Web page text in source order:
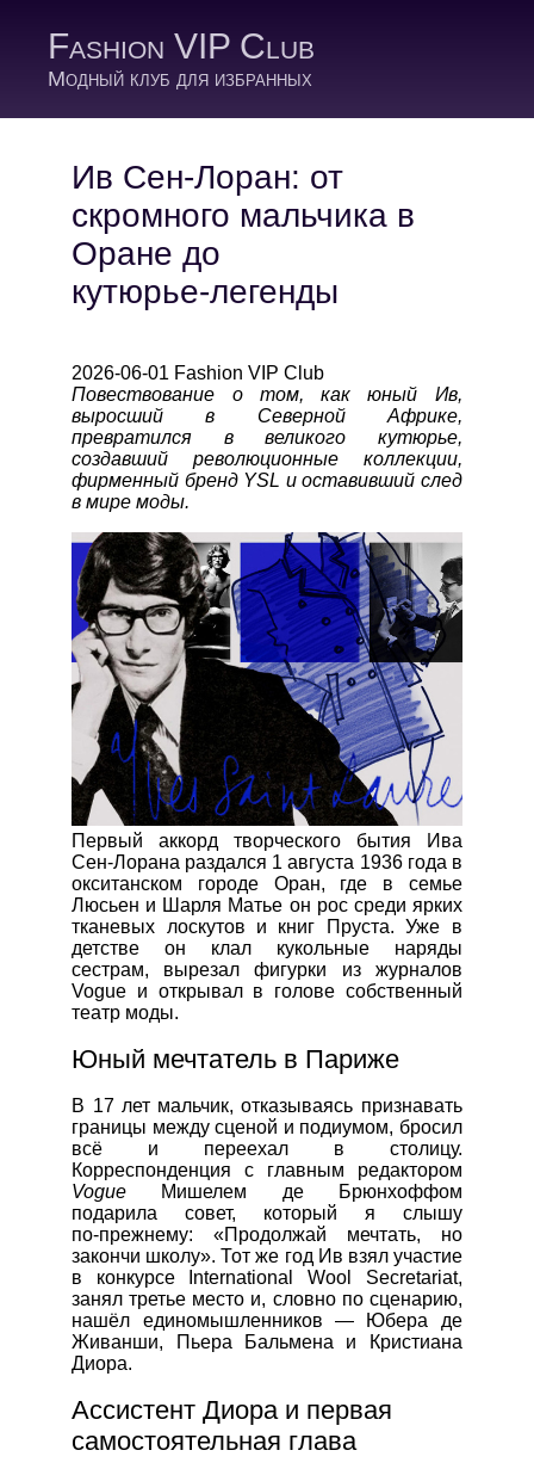
Fashion VIP Club
Модный клуб для избранных
Ив Сен-Лоран: от
скромного мальчика в
Оране до
кутюрье‑легенды
2026-06-01 Fashion VIP Club
Повествование о том, как юный Ив,
выросший в Северной Африке,
превратился в великого кутюрье,
создавший революционные коллекции,
фирменный бренд YSL и оставивший след
в мире моды.
Первый аккорд творческого бытия Ива
Сен-Лорана раздался 1 августа 1936 года в
окситанском городе Оран, где в семье
Люсьен и Шарля Матье он рос среди ярких
тканевых лоскутов и книг Пруста. Уже в
детстве он клал кукольные наряды
сестрам, вырезал фигурки из журналов
Vogue и открывал в голове собственный
театр моды.
Юный мечтатель в Париже
В 17 лет мальчик, отказываясь признавать
границы между сценой и подиумом, бросил
всё и переехал в столицу.
Корреспонденция с главным редактором
Vogue Мишелем де Брюнхоффом
подарила совет, который я слышу
по‑прежнему: «Продолжай мечтать, но
закончи школу». Тот же год Ив взял участие
в конкурсе International Wool Secretariat,
занял третье место и, словно по сценарию,
нашёл единомышленников — Юбера де
Живанши, Пьера Бальмена и Кристиана
Диора.
Ассистент Диора и первая
самостоятельная глава